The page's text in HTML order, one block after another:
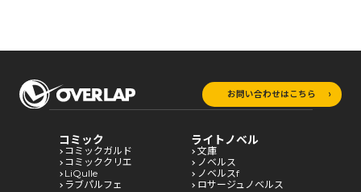
お問い合わせはこちら
コミック
コミックガルド
コミッククリエ
LiQulle
ラブパルフェ
ライトノベル
文庫
ノベルス
ノベルスf
ロサージュノベルス